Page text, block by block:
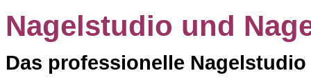
Nagelstudio und
Das professionelle Nagelstudio